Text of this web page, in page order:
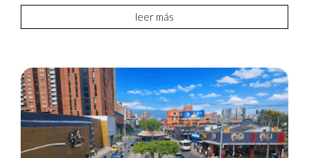
leer más